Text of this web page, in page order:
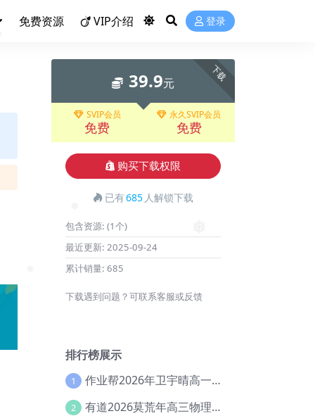
❅
❅
❅
免费资源 VIP介绍 登录
下载
39.9元
SVIP会员
免费
永久SVIP会员
免费
购买下载权限
已有685 人解锁下载
包含资源: (1个)
最近更新: 2025-09-24
累计销量: 685
下载遇到问题？可联系客服或反馈
排行榜展示
1 作业帮2026年卫宇晴高一英语s上学期暑假班【冲顶班】【Ec-003】
2 有道2026莫荒年高三物理一轮复习暑假班网课教程【Ef-044】